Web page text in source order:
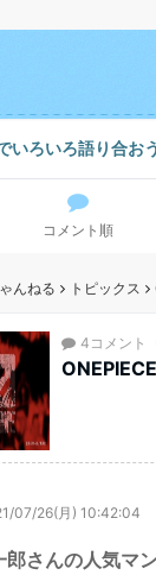
いろいろ語り合お
コメント順
んねる トピックス
4コメント
07/26(月) 10:42:04
郎さんの人気マ